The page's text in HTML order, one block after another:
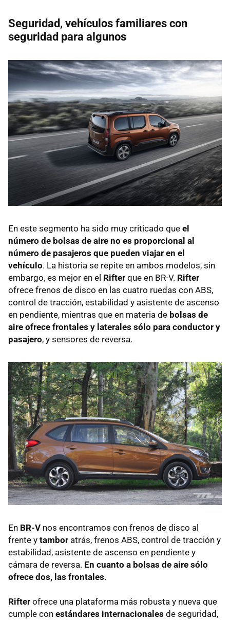
Seguridad, vehículos familiares con
seguridad para algunos
En este segmento ha sido muy criticado que el
número de bolsas de aire no es proporcional al
número de pasajeros que pueden viajar en el
vehículo. La historia se repite en ambos modelos, sin
embargo, es mejor en el Rifter que en BR-V. Rifter
ofrece frenos de disco en las cuatro ruedas con ABS,
control de tracción, estabilidad y asistente de ascenso
en pendiente, mientras que en materia de bolsas de
aire ofrece frontales y laterales sólo para conductor y
pasajero, y sensores de reversa.
En BR-V nos encontramos con frenos de disco al
frente y tambor atrás, frenos ABS, control de tracción y
estabilidad, asistente de ascenso en pendiente y
cámara de reversa. En cuanto a bolsas de aire sólo
ofrece dos, las frontales.
Rifter ofrece una plataforma más robusta y nueva que
cumple con estándares internacionales de seguridad,